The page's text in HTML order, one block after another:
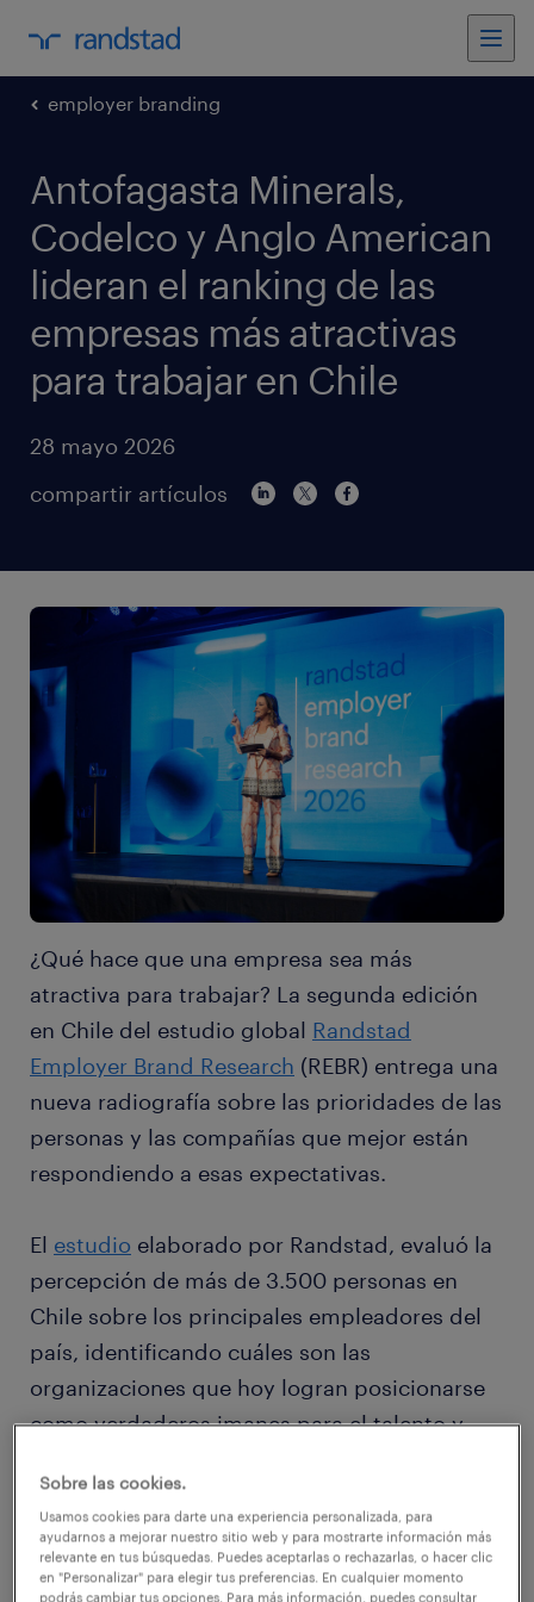
employer branding
Antofagasta Minerals,
Codelco y Anglo American
lideran el ranking de las
empresas más atractivas
para trabajar en Chile
28 mayo 2026
compartir artículos
¿Qué hace que una empresa sea más
atractiva para trabajar? La segunda edición
en Chile del estudio global Randstad
Employer Brand Research (REBR) entrega una
nueva radiografía sobre las prioridades de las
personas y las compañías que mejor están
respondiendo a esas expectativas.
El estudio elaborado por Randstad, evaluó la
percepción de más de 3.500 personas en
Chile sobre los principales empleadores del
país, identificando cuáles son las
organizaciones que hoy logran posicionarse
como verdaderos imanes para el talento y
momento de elegir dónde trabajar.
Sobre las cookies.
Usamos cookies para darte una experiencia personalizada, para
ayudarnos a mejorar nuestro sitio web y para mostrarte información más
relevante en tus búsquedas. Puedes aceptarlas o rechazarlas, o hacer clic
en "Personalizar" para elegir tus preferencias. En cualquier momento
podrás cambiar tus opciones. Para más información, puedes consultar